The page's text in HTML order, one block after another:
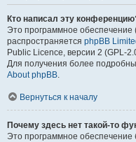
Кто написал эту
Это программное обеспечение
распространяется phpBB
Public Licence, версии 2 (GPL-
Для получения более
About phpBB.
Вернуться к началу
Почему здесь нет такой-то
Это программное